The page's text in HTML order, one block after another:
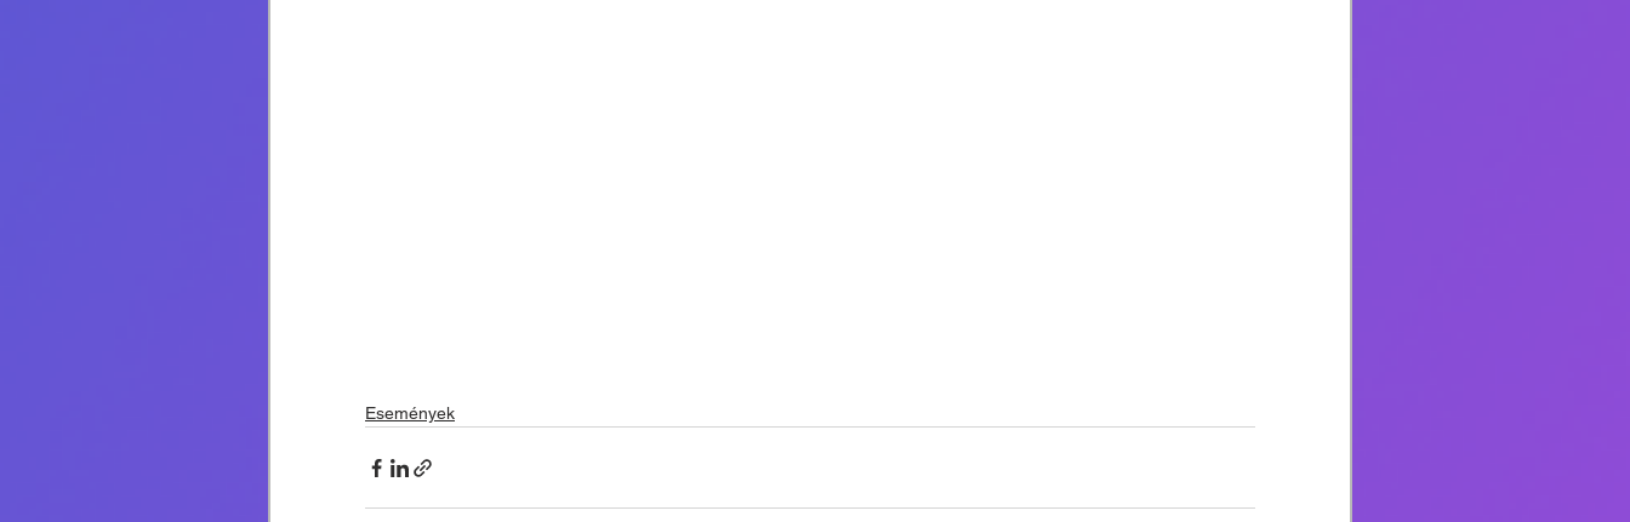
Események